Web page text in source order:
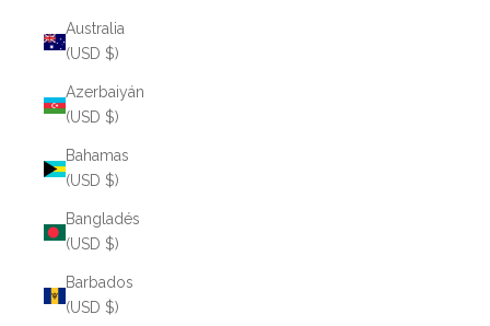
Australia
(USD $)
Azerbaiyán
(USD $)
Bahamas
(USD $)
Bangladés
(USD $)
Barbados
(USD $)